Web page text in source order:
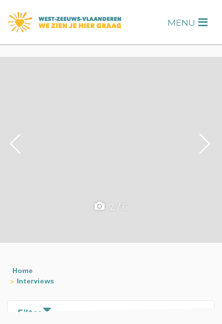
MENU H
F 2 / 6
Home
Interviews
Filter